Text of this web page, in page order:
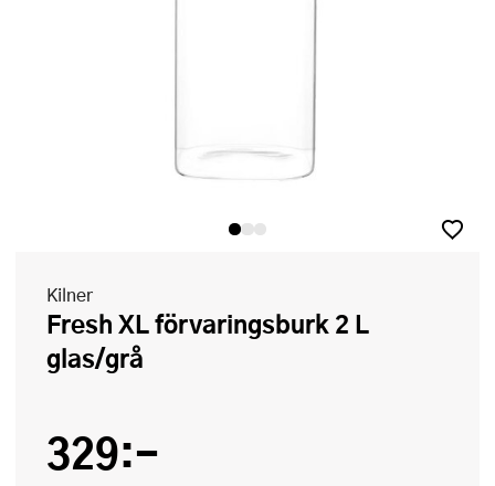
Kilner
Fresh XL förvaringsburk 2 L
glas/grå
329:-